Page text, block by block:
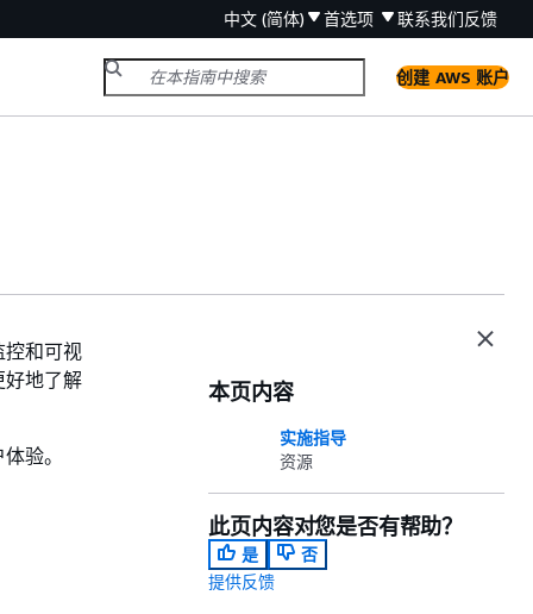
中文 (简体) 首选项 联系我们反馈
创建 AWS 账户
控和可视
好地了解
验。
本页内容
实施指导
资源
此页内容对您是否有帮助？
是
否
提供反馈